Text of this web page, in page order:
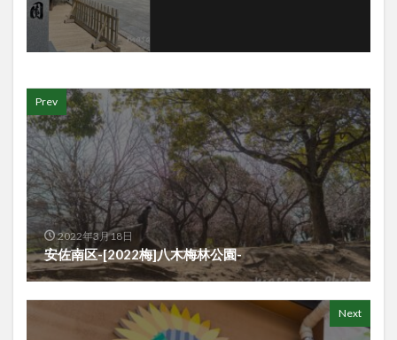
Prev
2022年3月18日
安佐南区-[2022梅]八木梅林公園-
Next